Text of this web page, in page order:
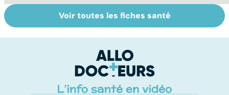
Suicide : prévenir
le passage à
Pollution de l'air :
sommes-nous
Voir toutes les fiches santé